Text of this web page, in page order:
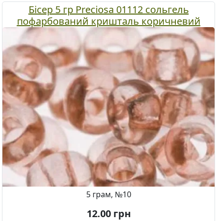
Бісер 5 гр Preciosa 01112 сольгель
пофарбований кришталь коричневий
5 грам, №10
12.00грн